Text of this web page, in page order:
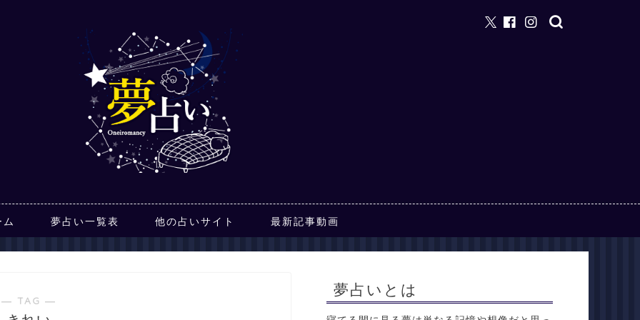
ム 夢占い一覧表 他の占いサイト 最新記事動画
― TAG ―
夢占いとは